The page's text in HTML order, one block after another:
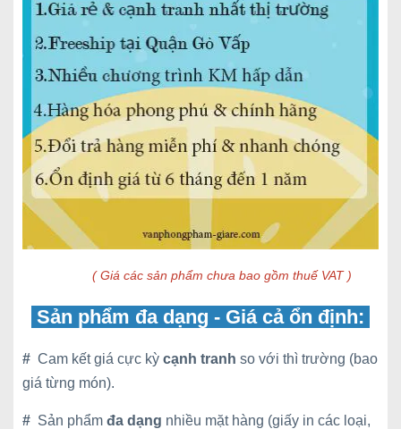
( Giá các sản phẩm chưa bao gồm thuế VAT )
Sản phẩm đa dạng - Giá cả ổn định:
# Cam kết giá cực kỳ cạnh tranh so với thì trường (bao
giá từng món).
# Sản phẩm đa dạng nhiều mặt hàng (giấy in các loại,